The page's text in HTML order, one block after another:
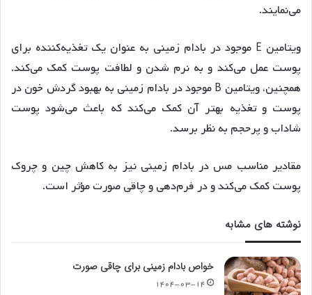
می‌نمایند.
ویتامین E موجود در بادام زمینی به عنوان یک تغذیه‌کننده برای
پوست عمل می‌کند و به نرم شدن و لطافت پوست کمک می‌کند.
همچنین، ویتامین B موجود در بادام زمینی به بهبود گردش خون در
پوست و تغذیه بهتر آن کمک می‌کند که باعث می‌شود پوست
شاداب و پرحجم به نظر برسد.
مقادیر مناسب مس در بادام زمینی نیز به کاهش چین و چروک
پوست کمک می‌کند و در فرم‌دهی و چاقی صورت مؤثر است.
نوشته های مشابه
خواص بادام زمینی برای چاقی صورت
۱۴۰۴-۰۳-۱۴